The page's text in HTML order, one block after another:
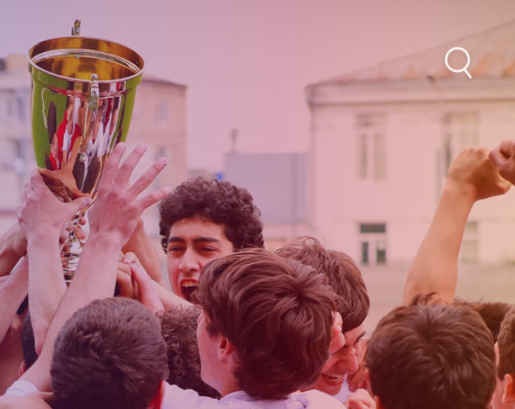
Матчи
Турнирная
Таблица
Структура
академии
Пюник 2009
Пюник 2010
Пюник 2011-1
Пюник 2011-2
Пюник 2012-1
Приём в
академию
детей
2017 -
2021
годов
рождения
Фото
Видео